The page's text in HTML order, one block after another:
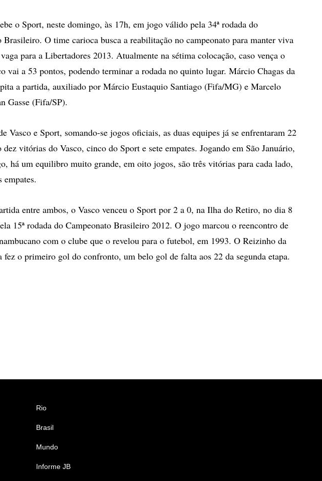
compartilhamento
o Sport, neste domingo, às 17h, em jogo válido pela 34ª rodada do
Brasileiro. O time carioca busca a reabilitação no campeonato para manter viva
para a Libertadores 2013. Atualmente na sétima colocação, caso vença o
vai a 53 pontos, podendo terminar a rodada no quinto lugar. Márcio Chagas da
a partida, auxiliado por Márcio Eustaquio Santiago (Fifa/MG) e Marcelo
Gasse (Fifa/SP).
Vasco e Sport, somando-se jogos oficiais, as duas equipes já se enfrentaram 22
dez vitórias do Vasco, cinco do Sport e sete empates. Jogando em São Januário,
há um equilibro muito grande, em oito jogos, são três vitórias para cada lado,
empates.
entre ambos, o Vasco venceu o Sport por 2 a 0, na Ilha do Retiro, no dia 8
15ª rodada do Campeonato Brasileiro 2012. O jogo marcou o reencontro de
com o clube que o revelou para o futebol, em 1993. O Reizinho da
fez o primeiro gol do confronto, um belo gol de falta aos 22 da segunda etapa.
Rio
Brasil
Mundo
Informe JB